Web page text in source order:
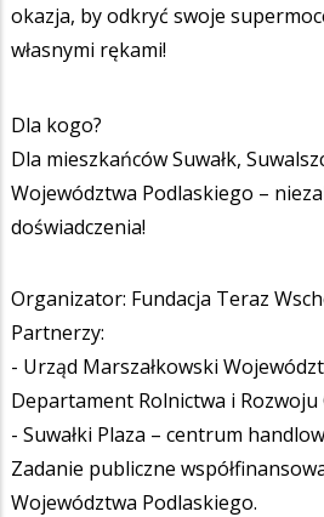
okazja, by odkryć swoje
własnymi rękami!
Dla kogo?
Dla mieszkańców Suwałk,
Województwa Podlaskiego –
doświadczenia!
Organizator: Fundacja Teraz
Partnerzy:
- Urząd Marszałkowski
Departament Rolnictwa i
- Suwałki Plaza – centrum
Zadanie publiczne
Województwa Podlaskiego.